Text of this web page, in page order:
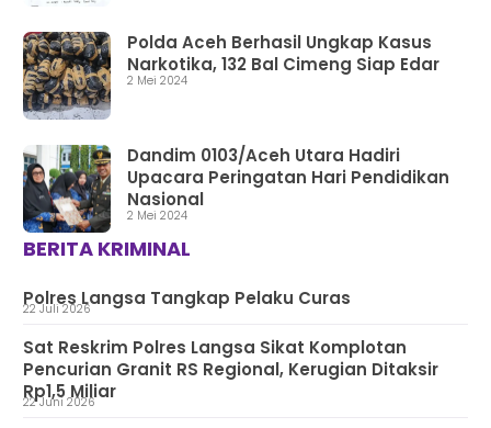
Polda Aceh Berhasil Ungkap Kasus
Narkotika, 132 Bal Cimeng Siap Edar
2 Mei 2024
Dandim 0103/Aceh Utara Hadiri
Upacara Peringatan Hari Pendidikan
Nasional
2 Mei 2024
BERITA KRIMINAL
Polres Langsa Tangkap Pelaku Curas
22 Juli 2026
Sat Reskrim Polres Langsa Sikat Komplotan
Pencurian Granit RS Regional, Kerugian Ditaksir
Rp1,5 Miliar
22 Juni 2026